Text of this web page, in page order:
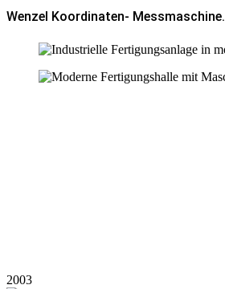
Wenzel Koordinaten- Messmaschine.
2003